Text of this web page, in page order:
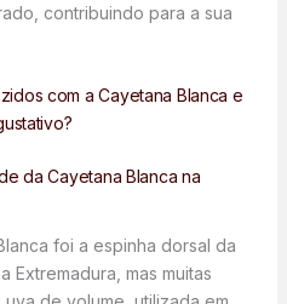
contribuindo para a sua
com a Cayetana Blanca e
da Cayetana Blanca na
foi a espinha dorsal da
mas muitas